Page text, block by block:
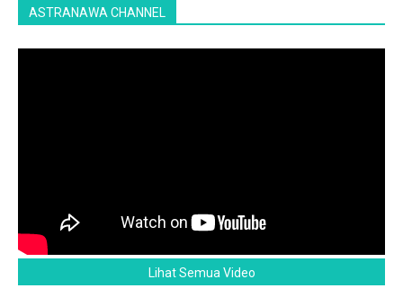
ASTRANAWA CHANNEL
Lihat Semua Video